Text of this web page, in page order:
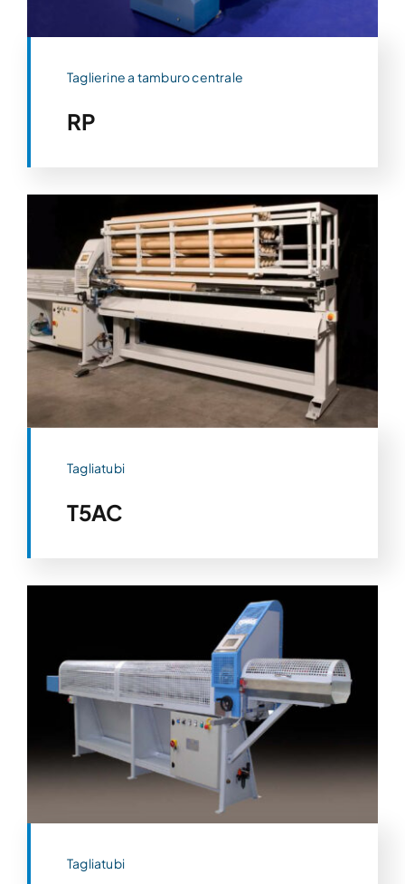
Taglierine a tamburo centrale
RP
Tagliatubi
T5AC
Tagliatubi